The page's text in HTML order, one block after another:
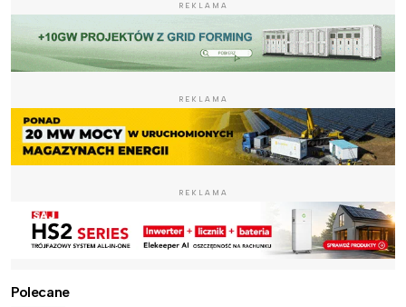
REKLAMA
REKLAMA
REKLAMA
Polecane